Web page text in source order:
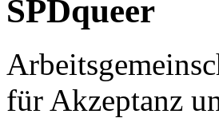
SPDqueer
für Akzeptanz